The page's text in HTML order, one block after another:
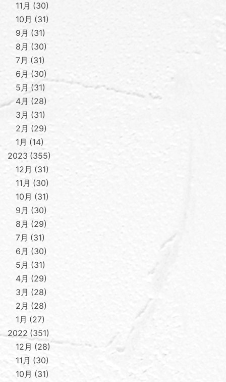
11月
30
10月
31
9月
31
8月
30
7月
31
6月
30
5月
31
4月
28
3月
31
2月
29
1月
14
2023 355
12月
31
11月
30
10月
31
9月
30
8月
29
7月
31
6月
30
5月
31
4月
29
3月
28
2月
28
1月
27
2022 351
12月
28
11月
30
10月
31